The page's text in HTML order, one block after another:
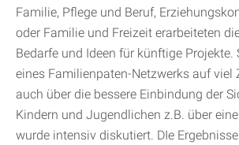
Familie, Pflege und Beruf,
oder Familie und Freizeit erarbeiteten
Bedarfe und Ideen für künftige Projekte.
eines Familienpaten-Netzwerks auf viel
auch über die bessere Einbindung der
Kindern und Jugendlichen z.B. über
wurde intensiv diskutiert. DIe